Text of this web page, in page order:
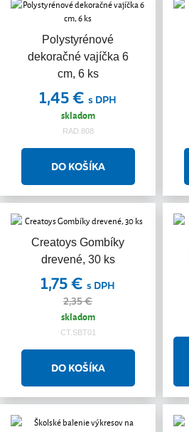
Polystyrénové
dekoračné vajíčka 6
cm, 6 ks
1,45 € s DPH
skladom
RAD.808
Creatoys Gombíky
drevené, 30 ks
Akcia
1,75 € s DPH
2,35 €
skladom
CT.SBT01